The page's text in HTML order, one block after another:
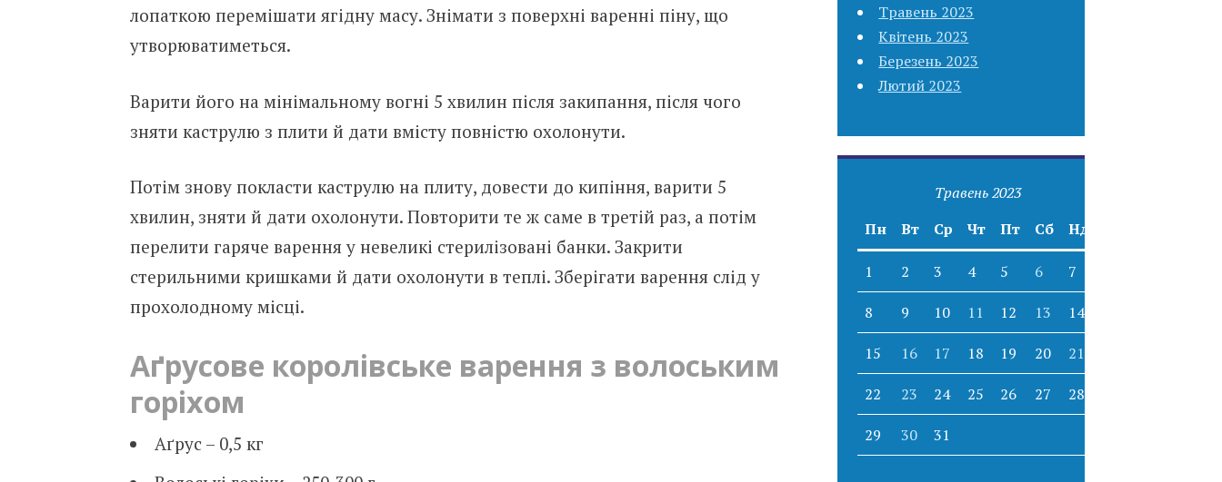
лопаткою перемішати ягідну масу. Знімати з поверхні варенні піну, що
утворюватиметься.
Варити його на мінімальному вогні 5 хвилин після закипання, після чого
зняти каструлю з плити й дати вмісту повністю охолонути.
Потім знову покласти каструлю на плиту, довести до кипіння, варити 5
хвилин, зняти й дати охолонути. Повторити те ж саме в третій раз, а потім
перелити гаряче варення у невеликі стерилізовані банки. Закрити
стерильними кришками й дати охолонути в теплі. Зберігати варення слід у
прохолодному місці.
Аґрусове королівське варення з волоським
горіхом
Аґрус – 0,5 кг
Травень 2023
Квітень 2023
Березень 2023
Лютий 2023
Травень 2023
Пн
Вт Ср Чт Пт Сб Нд
1 2 3 4 5 6 7
8 9 10 11 12 13 14
15 16 17 18 19 20 21
22 23 24 25 26 27 28
29 30 31